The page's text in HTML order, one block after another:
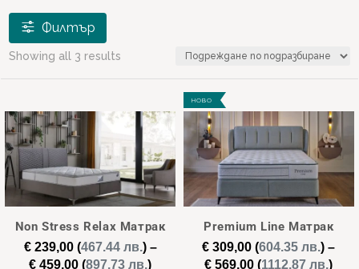
Филтър
Продукти
МАТРАЦИ И ЛЕГЛА (3)
Етикети
Showing all 3 results
Non Stress Relax Матрак
€239,00(467.44 лв.) –
€ 459,00 (897.73 лв.)Price
НОВО
Premium Line Матрак
€ 309,00 (604.35 лв.) –
€ 569,00 (1112.87 лв.)